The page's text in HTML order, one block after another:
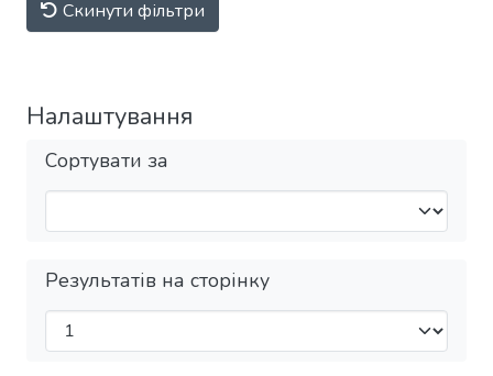
Скинути фільтри
Налаштування
Сортувати за
Результатів на сторінку